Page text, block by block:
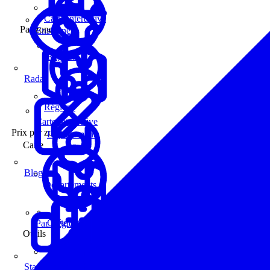
Enseignes
Carte interactive
Prix par zone
Par Région
Régions
Départements
Carte
Carte interactive
Outils
Carte interactive
Par zone
Régions
Départements
Radar
Blog
Statistiques